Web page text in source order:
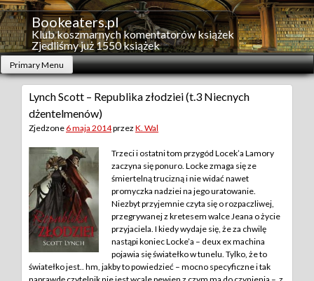
Skip
to
content
Bookeaters.pl
Klub koszmarnych komentatorów książek
Zjedliśmy już 1550 książek
Primary Menu
Lynch Scott – Republika złodziei (t.3 Niecnych
dżentelmenów)
Zjedzone 6 maja 2014przez K. Wal
Trzeci i ostatni tom przygód Locek’a Lamory
zaczyna się ponuro. Locke zmaga się ze
śmiertelną trucizną i nie widać nawet
promyczka nadziei na jego uratowanie.
Niezbyt przyjemnie czyta się o rozpaczliwej,
przegrywanej z kretesem walce Jeana o życie
przyjaciela. I kiedy wydaje się, że za chwilę
nastąpi koniec Locke’a – deux ex machina
pojawia się światełko w tunelu. Tylko, że to
światełko jest.. hm, jakby to powiedzieć – mocno specyficzne i tak